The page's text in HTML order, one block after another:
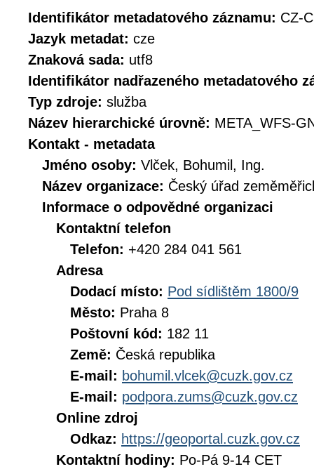
Identifikátor metadatového záznamu: CZ-
Jazyk metadat: cze
Znaková sada: utf8
Identifikátor nadřazeného metadatového
Typ zdroje: služba
Název hierarchické úrovně: META_WFS-
Kontakt - metadata
Jméno osoby: Vlček, Bohumil, Ing.
Název organizace: Český úřad
Informace o odpovědné organizaci
Kontaktní telefon
Telefon: +420 284 041 561
Adresa
Dodací místo: Pod sídlištěm 1800/9
Město: Praha 8
Poštovní kód: 182 11
Země: Česká republika
E-mail: bohumil.vlcek@cuzk.gov.cz
E-mail: podpora.zums@cuzk.gov.cz
Online zdroj
Odkaz: https://geoportal.cuzk.gov.cz
Kontaktní hodiny: Po-Pá 9-14 CET